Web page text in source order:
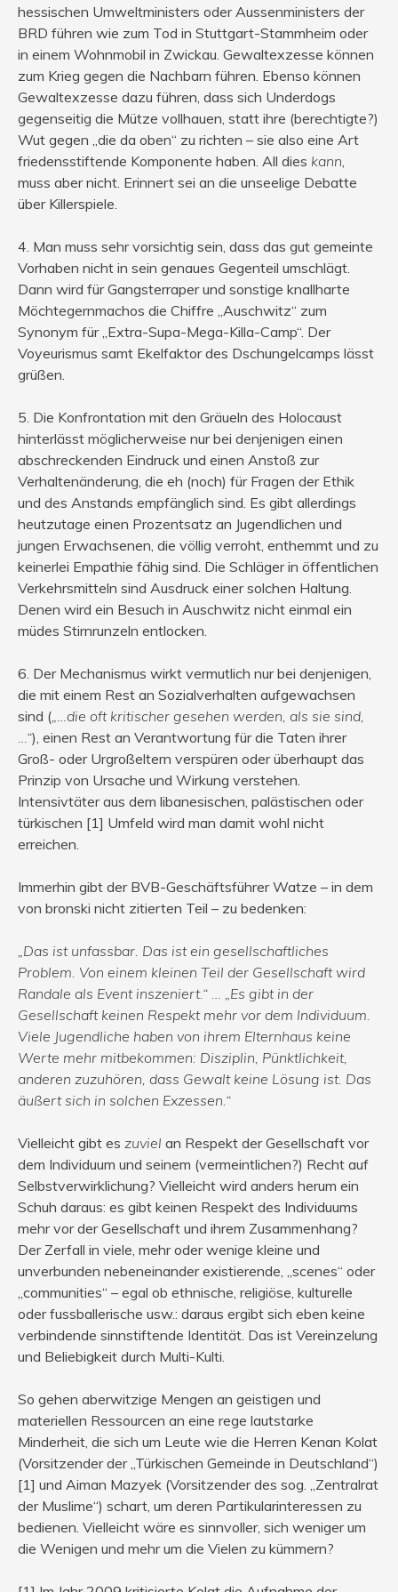
hessischen Umweltministers oder Aussenministers der
BRD führen wie zum Tod in Stuttgart-Stammheim oder
in einem Wohnmobil in Zwickau. Gewaltexzesse können
zum Krieg gegen die Nachbarn führen. Ebenso können
Gewaltexzesse dazu führen, dass sich Underdogs
gegenseitig die Mütze vollhauen, statt ihre (berechtigte?)
Wut gegen „die da oben“ zu richten – sie also eine Art
friedensstiftende Komponente haben. All dies kann
muss aber nicht. Erinnert sei an die unseelige Debatte
über Killerspiele.
4. Man muss sehr vorsichtig sein, dass das gut gemeinte
Vorhaben nicht in sein genaues Gegenteil umschlägt.
Dann wird für Gangsterraper und sonstige knallharte
Möchtegernmachos die Chiffre „Auschwitz“ zum
Synonym für „Extra-Supa-Mega-Killa-Camp“. Der
Voyeurismus samt Ekelfaktor des Dschungelcamps lässt
grüßen.
5. Die Konfrontation mit den Gräueln des Holocaust
hinterlässt möglicherweise nur bei denjenigen einen
abschreckenden Eindruck und einen Anstoß zur
Verhaltenänderung, die eh (noch) für Fragen der Ethik
und des Anstands empfänglich sind. Es gibt allerdings
heutzutage einen Prozentsatz an Jugendlichen und
jungen Erwachsenen, die völlig verroht, enthemmt und zu
keinerlei Empathie fähig sind. Die Schläger in öffentlichen
Verkehrsmitteln sind Ausdruck einer solchen Haltung.
Denen wird ein Besuch in Auschwitz nicht einmal ein
müdes Stirnrunzeln entlocken.
6. Der Mechanismus wirkt vermutlich nur bei denjenigen,
die mit einem Rest an Sozialverhalten aufgewachsen
sind ( „…die oft kritischer gesehen werden, als sie sind,
…“), einen Rest an Verantwortung für die Taten ihrer
Groß- oder Urgroßeltern verspüren oder überhaupt das
Prinzip von Ursache und Wirkung verstehen.
Intensivtäter aus dem libanesischen, palästischen oder
türkischen [1] Umfeld wird man damit wohl nicht
erreichen.
Immerhin gibt der BVB-Geschäftsführer Watze – in dem
von bronski nicht zitierten Teil – zu bedenken:
„Das ist unfassbar. Das ist ein gesellschaftliches
Problem. Von einem kleinen Teil der Gesellschaft wird
Randale als Event inszeniert.“ … „Es gibt in der
Gesellschaft keinen Respekt mehr vor dem Individuum.
Viele Jugendliche haben von ihrem Elternhaus keine
Werte mehr mitbekommen: Disziplin, Pünktlichkeit,
anderen zuzuhören, dass Gewalt keine Lösung ist. Das
äußert sich in solchen Exzessen.“
Vielleicht gibt es zuviel an Respekt der Gesellschaft vor
dem Individuum und seinem (vermeintlichen?) Recht auf
Selbstverwirklichung? Vielleicht wird anders herum ein
Schuh daraus: es gibt keinen Respekt des Individuums
mehr vor der Gesellschaft und ihrem Zusammenhang?
Der Zerfall in viele, mehr oder wenige kleine und
unverbunden nebeneinander existierende, „scenes“ oder
„communities“ – egal ob ethnische, religiöse, kulturelle
oder fussballerische usw.: daraus ergibt sich eben keine
verbindende sinnstiftende Identität. Das ist Vereinzelung
und Beliebigkeit durch Multi-Kulti.
So gehen aberwitzige Mengen an geistigen und
materiellen Ressourcen an eine rege lautstarke
Minderheit, die sich um Leute wie die Herren Kenan Kolat
(Vorsitzender der „Türkischen Gemeinde in Deutschland“)
[1] und Aiman Mazyek (Vorsitzender des sog. „Zentralrat
der Muslime“) schart, um deren Partikularinteressen zu
bedienen. Vielleicht wäre es sinnvoller, sich weniger um
die Wenigen und mehr um die Vielen zu kümmern?